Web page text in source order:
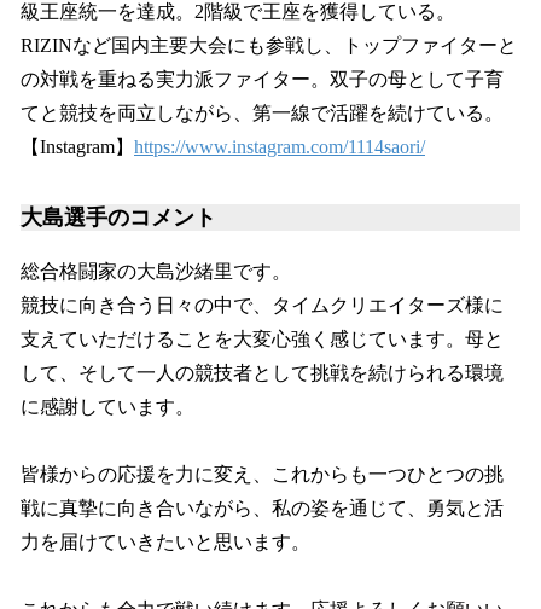
級王座統一を達成。2階級で王座を獲得している。
RIZINなど国内主要大会にも参戦し、トップファイターと
の対戦を重ねる実力派ファイター。双子の母として子育
てと競技を両立しながら、第一線で活躍を続けている。
【Instagram】 https://www.instagram.com/1114saori/
大島選手のコメント
総合格闘家の大島沙緒里です。
競技に向き合う日々の中で、タイムクリエイターズ様に
支えていただけることを大変心強く感じています。母と
して、そして一人の競技者として挑戦を続けられる環境
に感謝しています。
皆様からの応援を力に変え、これからも一つひとつの挑
戦に真摯に向き合いながら、私の姿を通じて、勇気と活
力を届けていきたいと思います。